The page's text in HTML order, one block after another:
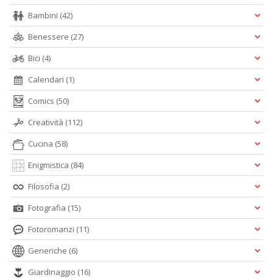
Bambini (42)
Benessere (27)
Bici (4)
Calendari (1)
Comics (50)
Creatività (112)
Cucina (58)
Enigmistica (84)
Filosofia (2)
Fotografia (15)
Fotoromanzi (11)
Generiche (6)
Giardinaggio (16)